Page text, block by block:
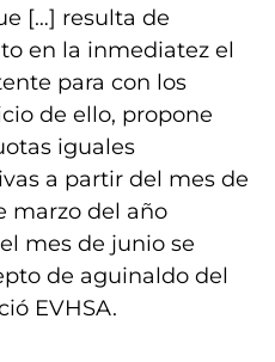
[…] resulta de
en la inmediatez el
para con los
de ello, propone
iguales
a partir del mes de
marzo del año
mes de junio se
de aguinaldo del
EVHSA.